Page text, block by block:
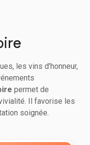
les vins d’honneur,
permet de
Il favorise les
soignée.